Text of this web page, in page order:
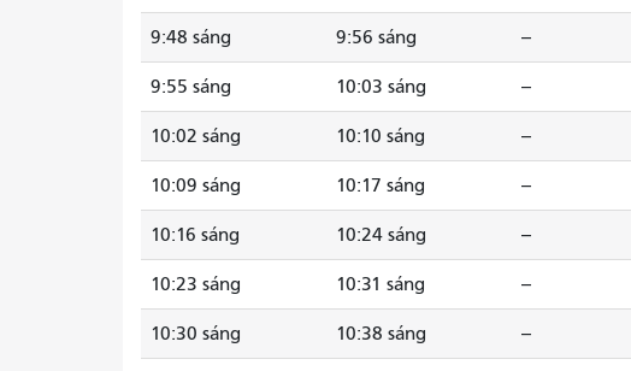
9:48 sáng 9:56 sáng --
9:55 sáng 10:03 sáng --
10:02 sáng 10:10 sáng --
10:09 sáng 10:17 sáng --
10:16 sáng 10:24 sáng --
10:23 sáng 10:31 sáng --
10:30 sáng 10:38 sáng --